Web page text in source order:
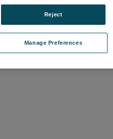
品番: A21250-01
ログインして価格を確認す
Manage Preferences
Reject